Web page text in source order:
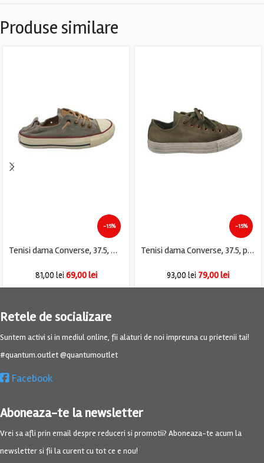
Produse similare
-15%
Tenisi dama Converse, 37.5, material textil, gri
81,00lei 69,00lei
-15%
Tenisi dama Converse, 37.5, piele, kaki
93,00lei 79,00lei
Retele de socializare
Suntem activi si in mediul online, fii alaturi de noi impreuna cu prietenii tai!
#quantum.outlet @quantumoutlet
Facebook
Aboneaza-te la newsletter
Vrei sa afli prin email despre reduceri si promotii? Aboneaza-te acum la
newsletter si fii la curent cu tot ce e nou!